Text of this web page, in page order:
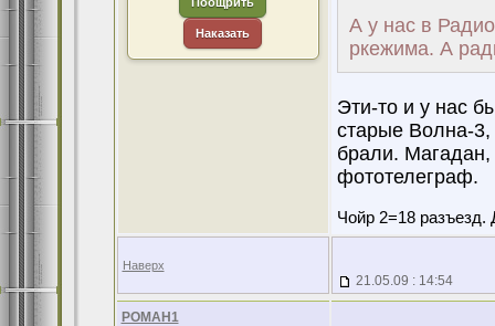
Наказать
А у нас в
ркежима. А
Эти-то и у нас
старые Волна-
брали.
фототелеграф.
Чойр 2=18
Наверх
21.05.09 : 14:54
POMAH1